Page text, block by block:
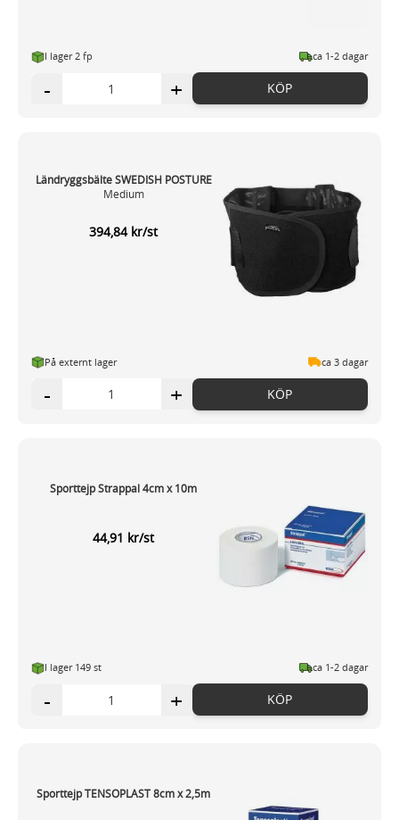
I lager 2 fp ca 1-2 dagar
- + KÖP
Ländryggsbälte SWEDISH POSTURE
Medium
394,84 kr/st
På externt lager ca 3 dagar
- + KÖP
Sporttejp Strappal 4cm x 10m
44,91 kr/st
I lager 149 st ca 1-2 dagar
- + KÖP
Sporttejp TENSOPLAST 8cm x 2,5m